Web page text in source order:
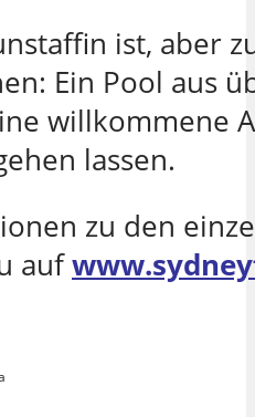
ist, aber
Ein Pool aus
willkommene
lassen.
zu den
auf